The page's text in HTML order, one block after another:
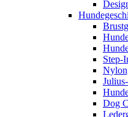
Step-
Dog